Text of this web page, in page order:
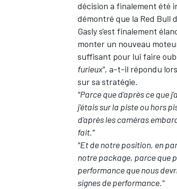
WEC
décision a finalement été
démontré que la Red Bull
Gasly s'est finalement
monter un nouveau
suffisant pour lui faire
furieux", a-t-il répondu
sur sa stratégie.
"Parce que d'après ce que
j'étais sur la piste ou hors
d'après les caméras
fait."
"Et de notre position, en
notre package, parce que
performance que nous
signes de performance."